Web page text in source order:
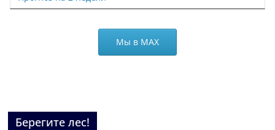
Мы в МАХ
Берегите лес!